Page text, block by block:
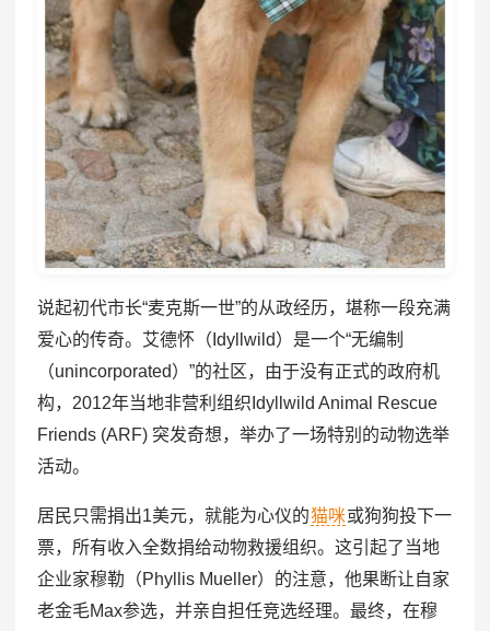
说起初代市长“麦克斯一世”的从政经历，堪称一段充满
爱心的传奇。艾德怀（Idyllwild）是一个“无编制
（unincorporated）”的社区，由于没有正式的政府机
构，2012年当地非营利组织Idyllwild Animal Rescue
Friends (ARF) 突发奇想，举办了一场特别的动物选举
活动。
居民只需捐出1美元，就能为心仪的猫咪或狗狗投下一
票，所有收入全数捐给动物救援组织。这引起了当地
企业家穆勒（Phyllis Mueller）的注意，他果断让自家
老金毛Max参选，并亲自担任竞选经理。最终，在穆